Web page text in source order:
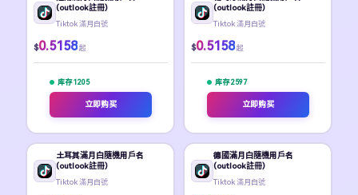
(outlook註冊)
Tiktok 滿月白號
$0.5158 起
库存 1205
立即购买
(outlook註冊)
Tiktok 滿月白號
$0.5158 起
库存 2597
立即购买
土耳其滿月白隨機用戶名
(outlook註冊)
Tiktok 滿月白號
德國滿月白隨機用戶名
(outlook註冊)
Tiktok 滿月白號